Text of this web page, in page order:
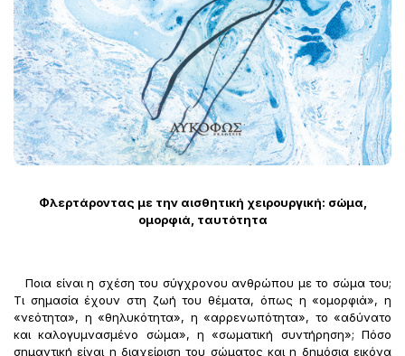
Φλερτάροντας με την αισθητική χειρουργική: σώμα,
ομορφιά, ταυτότητα
Ποια είναι η σχέση του σύγχρονου ανθρώπου με το σώμα του;
Τι σημασία έχουν στη ζωή του θέματα, όπως η «ομορφιά», η
«νεότητα», η «θηλυκότητα», η «αρρενωπότητα», το «αδύνατο
και καλογυμνασμένο σώμα», η «σωματική συντήρηση»; Πόσο
σημαντική είναι η διαχείριση του σώματος και η δημόσια εικόνα